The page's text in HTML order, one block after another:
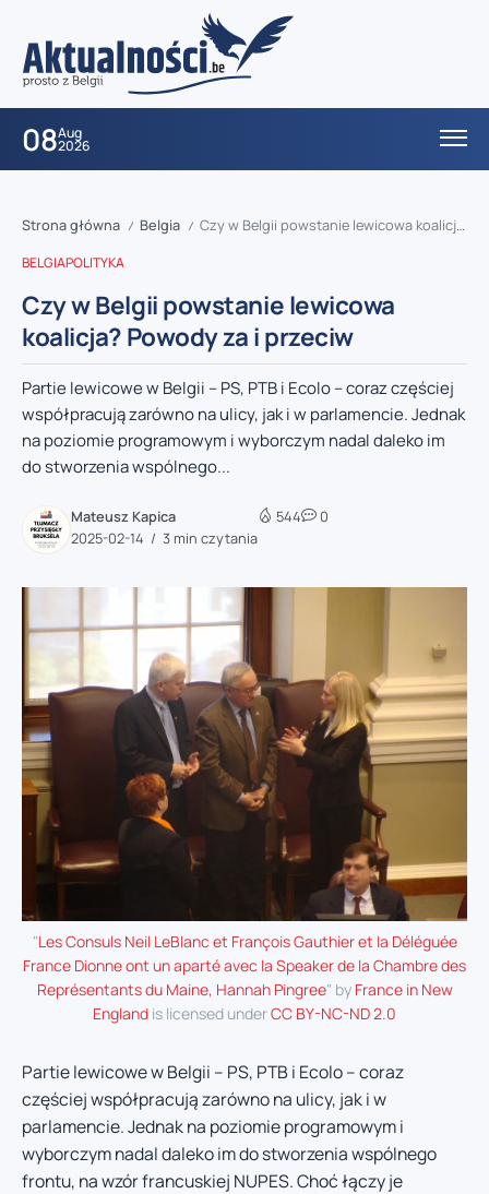
08Aug
2026
Strona główna / Belgia / Czy w Belgii powstanie lewicowa koalicja? Powody za i przeciw
BELGIAPOLITYKA
Czy w Belgii powstanie lewicowa
koalicja? Powody za i przeciw
Partie lewicowe w Belgii – PS, PTB i Ecolo – coraz częściej
współpracują zarówno na ulicy, jak i w parlamencie. Jednak
na poziomie programowym i wyborczym nadal daleko im
do stworzenia wspólnego...
Mateusz Kapica
2025-02-14
3 min czytania
544 0
"Les Consuls Neil LeBlanc et François Gauthier et la Déléguée
France Dionne ont un aparté avec la Speaker de la Chambre des
Représentants du Maine, Hannah Pingree" by France in New
England is licensed underCC BY-NC-ND 2.0
Partie lewicowe w Belgii – PS, PTB i Ecolo – coraz
częściej współpracują zarówno na ulicy, jak i w
parlamencie. Jednak na poziomie programowym i
wyborczym nadal daleko im do stworzenia wspólnego
frontu, na wzór francuskiej NUPES. Choć łączy je